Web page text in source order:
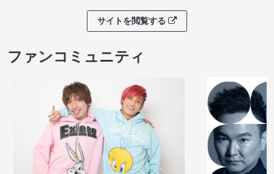
サイトを閲覧する
ファンコミュニティ